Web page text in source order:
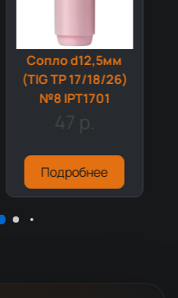
Сопло d12,5мм
(TIG TP 17/18/26)
№8 IPT1701
47 р.
Подробнее